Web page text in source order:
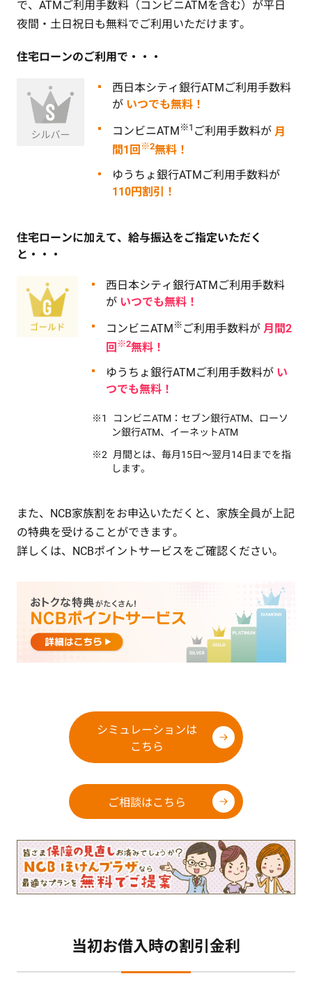
で、ATMご利用手数料（コンビニATMを含む）が平日
夜間・土日祝日も無料でご利用いただけます。
住宅ローンのご利用で・・・
西日本シティ銀行ATMご利用手数料
が いつでも無料！
コンビニATM ※1 ご利用手数料が 月
間1回 ※2無料！
ゆうちょ銀行ATMご利用手数料が
110円割引！
住宅ローンに加えて、給与振込をご指定いただく
と・・・
西日本シティ銀行ATMご利用手数料
が いつでも無料！
コンビニATM ※ ご利用手数料が月間2
回 ※2無料！
ゆうちょ銀行ATMご利用手数料が い
つでも無料！
コンビニATM：セブン銀行ATM、ローソ
ン銀行ATM、イーネットATM
月間とは、毎月15日～翌月14日までを指
します。
また、NCB家族割をお申込いただくと、家族全員が上記
の特典を受けることができます。
詳しくは、NCBポイントサービスをご確認ください。
シミュレーションは
こちら
ご相談はこちら
当初お借入時の割引金利